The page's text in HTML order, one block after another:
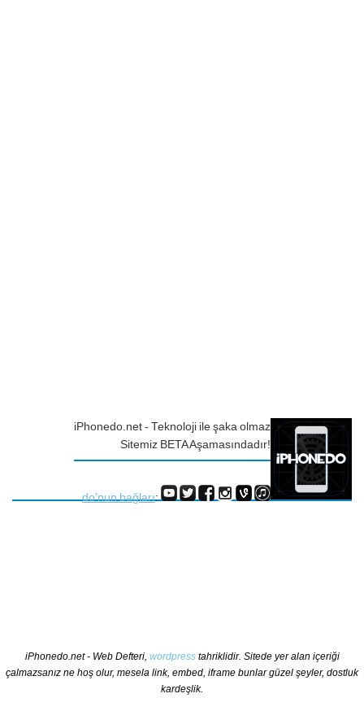
iPhonedo.net - Teknoloji ile şaka olmaz
Sitemiz BETA Aşamasındadır!
do'nun bağları:
iPhonedo.net - Web Defteri, wordpresstahriklidir. Sitede yer alan içeriği
çalmazsanız ne hoş olur, mesela link, embed, iframe bunlar güzel şeyler, dostluk
kardeşlik.